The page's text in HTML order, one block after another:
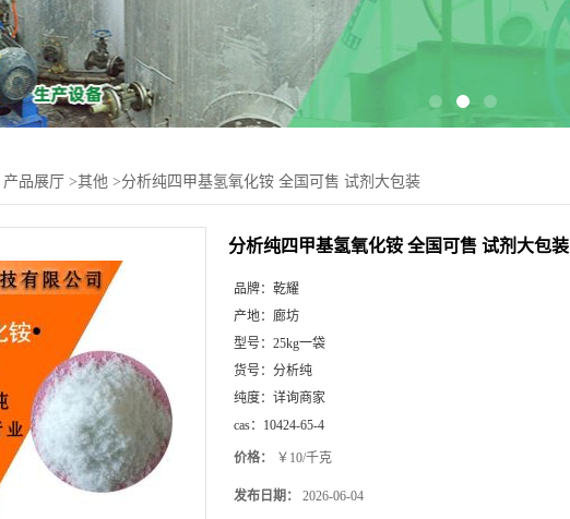
产品展厅 >其他 >分析纯四甲基氢氧化铵 全国可售 试剂大包装
分析纯四甲基氢氧化铵 全国可售 试剂大包装
品牌： 乾耀
产地： 廊坊
型号： 25kg一袋
货号： 分析纯
纯度： 详询商家
cas： 10424-65-4
价格： ￥10/千克
发布日期： 2026-06-04